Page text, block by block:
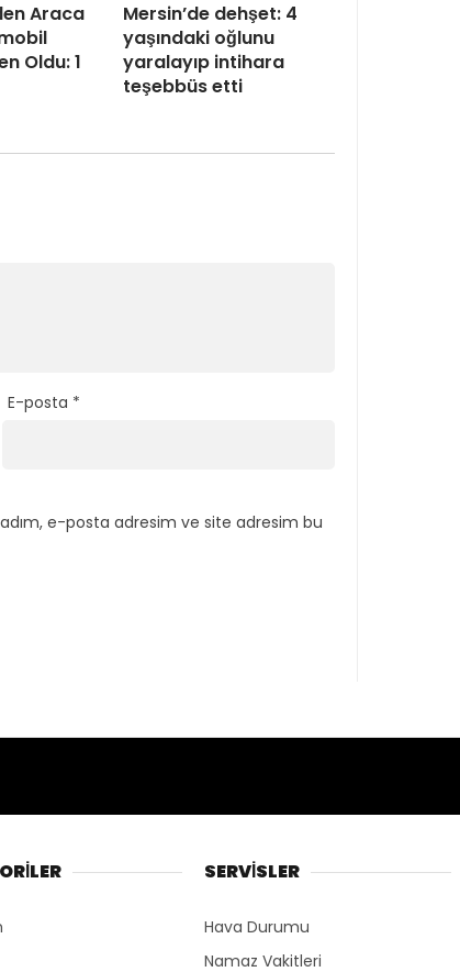
Araca
Oldu: 1
Mersin’de dehşet: 4
yaşındaki oğlunu
yaralayıp intihara
teşebbüs etti
E-posta *
e-posta adresim ve site adresim bu
SERVİSLER
Hava Durumu
Namaz Vakitleri